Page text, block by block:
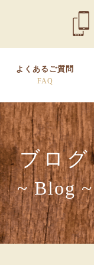
よくあるご質問
FAQ
ブログ
~ Blog ~